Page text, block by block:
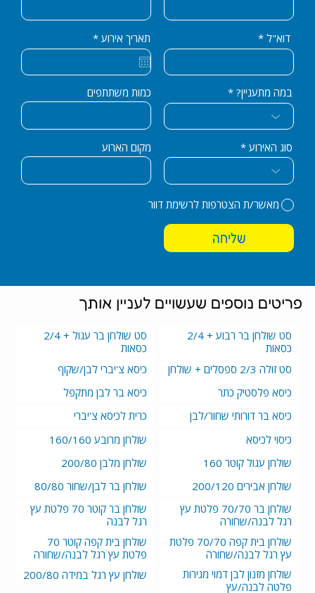
דוא"ל
שליחה
תאריך אירוע *
r
e
i
r
e
סוג האירוע
מאשר/ת הצטרפות לרשימת דוור
במה מתעניין? כמות משתתפים
מקום הארוע
סט שולחן בר רבוע + 2/4
כסאות
סט שולחן בר עגול + 2/4
כסאות
סט זולה 2/3 ספסלים + שולחן
כיסא צ'יברי לבן/שקוף
כיסא פלסטיק כתר
כיסא בר לבן מתקפל
כיסא בר דורותי שחור/לבן
כרית לכיסא צ'יברי
כיסוי לכיסא
שולחן מרובע 160/160
שולחן עגול קוטר 160
שולחן מלבן 200/80
שולחן אבירים 200/120
שולחן בר לבן/שחור 80/80
שולחן בר 70/70 פלטת עץ
רגל לבנה/שחורה
שולחן בר קוטר 70 פלטת עץ
רגל לבנה
שולחן בית קפה 70/70 פלטת
עץ רגל לבנה/שחורה
שולחן בית קפה קוטר 70
פלטת עץ רגל לבנה/שחורה
שולחן מזנון לבן דמוי מגירות
פלטה לבנה/עץ
שולחן עץ רגל במידה 200/80
פריטים נוספים שעשויים לעניין אותך